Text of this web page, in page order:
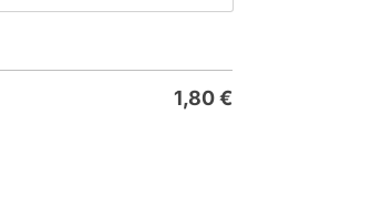
1,80€